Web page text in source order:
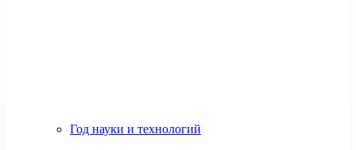
Год науки и технологий